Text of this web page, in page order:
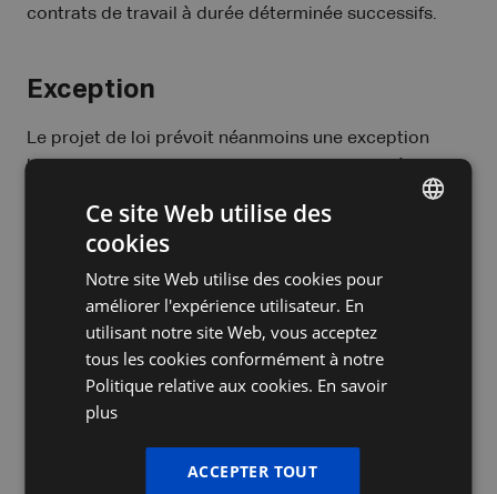
contrats de travail à durée déterminée successifs.
Exception
Le projet de loi prévoit néanmoins une exception
lorsqu’un contrat de remplacement fait suite à des
contrats de travail successifs à durée déterminée ou
pour un travail nettement défini, justifiés par la nature
du travail ou d'autres motifs légitimes.
Dans ce cas, le contrat de remplacement ne sera, à
une seule occasion, pas pris en compte pour
l’application du délai maximal de deux ans.
Toutefois, le recours à cette exception ne peut pas
avoir pour effet de porter la durée totale des contrats
successifs à plus de trois ans.
FRENCH
Ce site Web utilise des
cookies
Notre site Web utilise des cookies pour
améliorer l'expérience utilisateur. En
utilisant notre site Web, vous acceptez
tous les cookies conformément à notre
Politique relative aux cookies. En savoir
plus
ACCEPTER TOUT